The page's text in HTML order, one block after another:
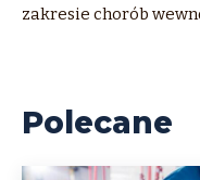
zakresie chorób
Polecane